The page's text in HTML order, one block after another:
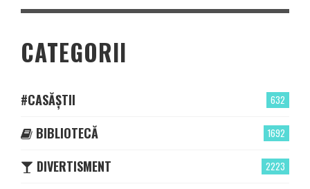
CATEGORII
632
#CASĂȘTII
1692
BIBLIOTECĂ
2223
DIVERTISMENT